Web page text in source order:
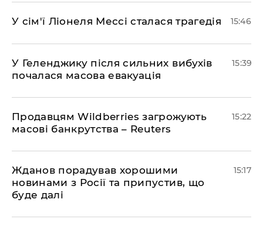
У сім'ї Ліонеля Мессі сталася трагедія 15:46
У Геленджику після сильних вибухів
почалася масова евакуація
15:39
Продавцям Wildberries загрожують
масові банкрутства – Reuters
15:22
Жданов порадував хорошими
новинами з Росії та припустив, що
буде далі
15:17